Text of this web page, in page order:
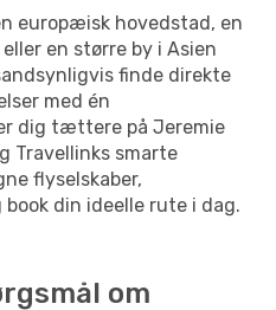
europæisk hovedstad, en
en større by i Asien
finde direkte
med én
dig tættere på Jeremie
Travellinks smarte
flyselskaber,
din ideelle rute i dag.
om